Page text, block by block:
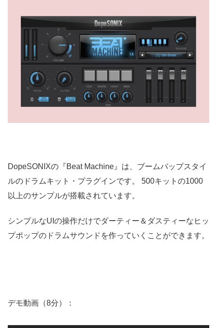
DopeSONIXの『Beat Machine』は、ブームバップスタイ
ルのドラムキット・プラグインです。 500キットの1000
以上のサンプルが搭載されています。
シンプルなUIの操作だけでダーティー＆ダスティーなヒッ
プポップのドラムサウンドを作っていくことができます。
デモ動画（8分）：